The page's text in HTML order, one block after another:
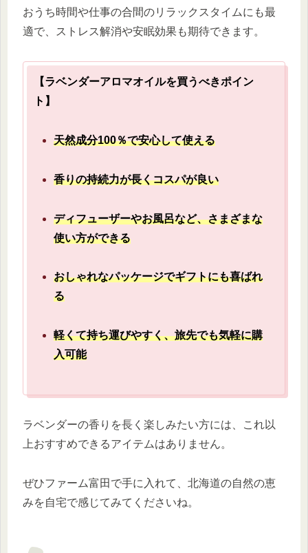
おうち時間や仕事の合間のリラックスタイムにも最
適で、ストレス解消や安眠効果も期待できます。
【ラベンダーアロマオイルを買うべきポイン
ト】
天然成分100％で安心して使える
香りの持続力が長くコスパが良い
ディフューザーやお風呂など、さまざまな
使い方ができる
おしゃれなパッケージでギフトにも喜ばれ
る
軽くて持ち運びやすく、旅先でも気軽に購
入可能
ラベンダーの香りを長く楽しみたい方には、これ以
上おすすめできるアイテムはありません。
ぜひファーム富田で手に入れて、北海道の自然の恵
みを自宅で感じてみてくださいね。